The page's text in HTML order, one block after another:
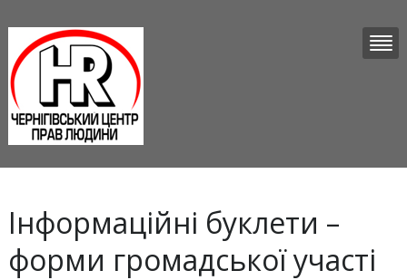
Інформаційні буклети –
форми громадської участі